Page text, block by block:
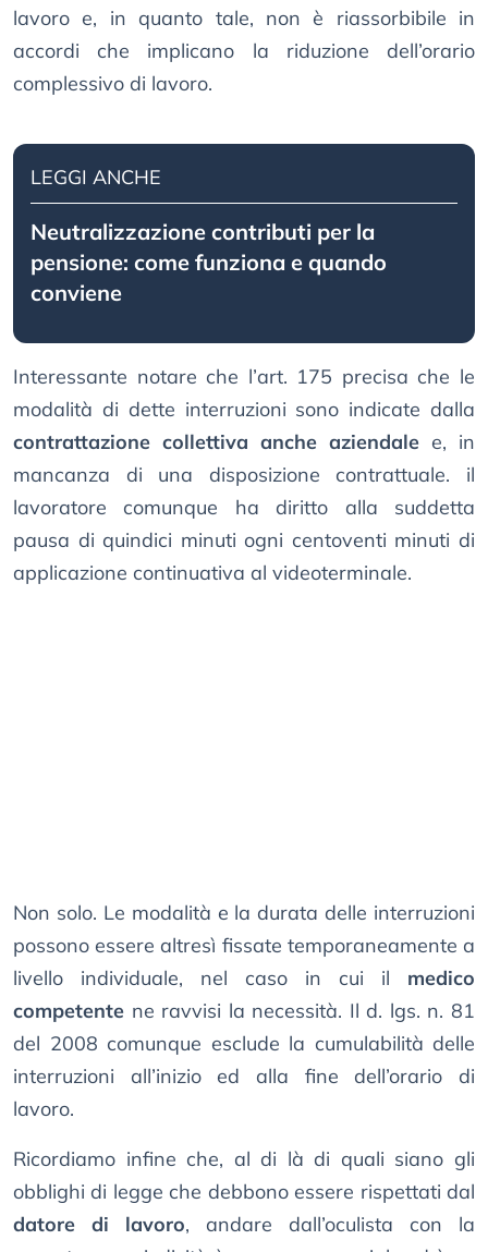
lavoro e, in quanto tale, non è riassorbibile in
accordi che implicano la riduzione dell’orario
complessivo di lavoro.
LEGGI ANCHE
Neutralizzazione contributi per la
pensione: come funziona e quando
conviene
Interessante notare che l’art. 175 precisa che le
modalità di dette interruzioni sono indicate dalla
contrattazione collettiva anche aziendale e, in
mancanza di una disposizione contrattuale. il
lavoratore comunque ha diritto alla suddetta
pausa di quindici minuti ogni centoventi minuti di
applicazione continuativa al videoterminale.
Non solo. Le modalità e la durata delle interruzioni
possono essere altresì fissate temporaneamente a
livello individuale, nel caso in cui il medico
competente ne ravvisi la necessità. Il d. lgs. n. 81
del 2008 comunque esclude la cumulabilità delle
interruzioni all’inizio ed alla fine dell’orario di
lavoro.
Ricordiamo infine che, al di là di quali siano gli
obblighi di legge che debbono essere rispettati dal
datore di lavoro, andare dall’oculista con la